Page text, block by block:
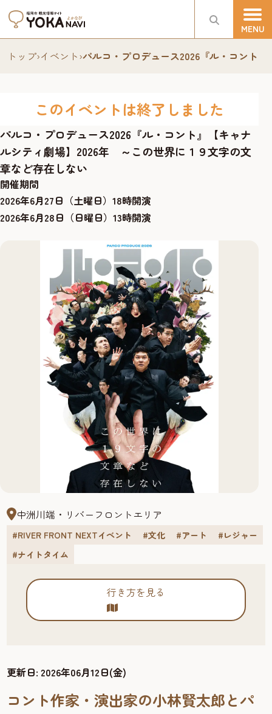
トップ›イベント›パルコ・プロデュース2026『ル・コント
このイベントは終了しました
パルコ・プロデュース2026『ル・コント』【キャナ
ルシティ劇場】2026年 ～この世界に１９文字の文
章など存在しない
開催期間
2026年6月27日（土曜日）18時開演
2026年6月28日（日曜日）13時開演
中洲川端・リバーフロントエリア
#RIVER FRONT NEXTイベント #文化 #アート
#レジャー
#ナイトタイム
行き方を見る
更新日:2026年06月12日(金)
コント作家・演出家の小林賢太郎とパ